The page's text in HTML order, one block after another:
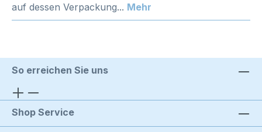
auf dessen Verpackung... Mehr
So erreichen Sie uns
Shop Service